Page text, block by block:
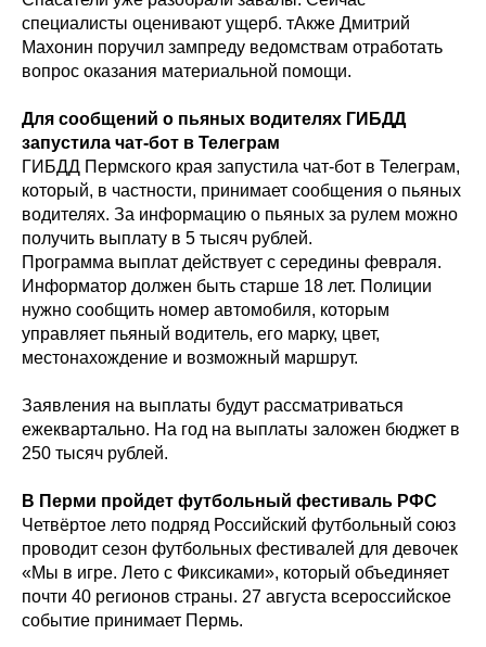
специалисты оценивают ущерб. тАкже Дмитрий
Махонин поручил зампреду ведомствам отработать
вопрос оказания материальной помощи.
Для сообщений о пьяных водителях ГИБДД
запустила чат-бот в Телеграм
ГИБДД Пермского края запустила чат-бот в Телеграм,
который, в частности, принимает сообщения о пьяных
водителях. За информацию о пьяных за рулем можно
получить выплату в 5 тысяч рублей.
Программа выплат действует с середины февраля.
Информатор должен быть старше 18 лет. Полиции
нужно сообщить номер автомобиля, которым
управляет пьяный водитель, его марку, цвет,
местонахождение и возможный маршрут.
Заявления на выплаты будут рассматриваться
ежеквартально. На год на выплаты заложен бюджет в
250 тысяч рублей.
В Перми пройдет футбольный фестиваль РФС
Четвёртое лето подряд Российский футбольный союз
проводит сезон футбольных фестивалей для девочек
«Мы в игре. Лето с Фиксиками», который объединяет
почти 40 регионов страны. 27 августа всероссийское
событие принимает Пермь.